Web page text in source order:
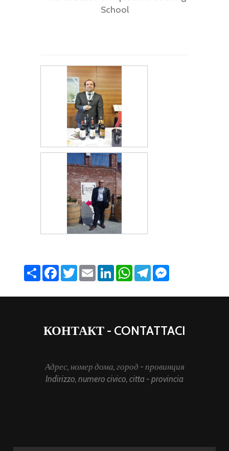
Share Facebook
TwitterEmail LinkedInWhatsApp
Telegram
КОНТАКТ - CONTATTACI
Адрес, номер дома, город - провинция
Indirizzo, numero civico, citta - provincia